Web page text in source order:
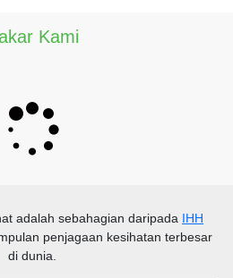
Kami
adalah sebahagian daripada IHH
penjagaan kesihatan terbesar
di dunia.